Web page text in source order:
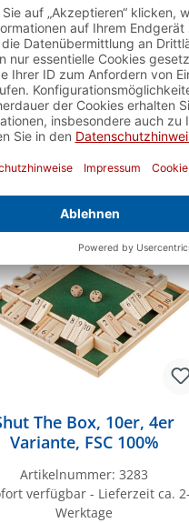
The Box, 12er,
Artikelnummer:3271
verfügbar - Lieferzeit ca.
Werktage
19,99 €*
The Box, 10er, 4er
Variante, FSC 100%
Artikelnummer:3283
verfügbar - Lieferzeit ca.
Werktage